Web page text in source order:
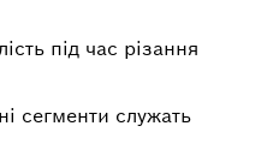
під час різання
сегменти служать